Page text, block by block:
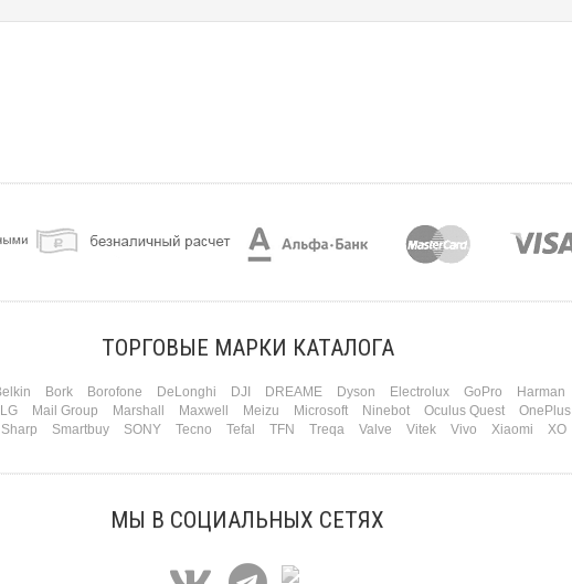
ТОРГОВЫЕ МАРКИ КАТАЛОГА
Bork Borofone DeLonghi DJI DREAME Dyson Electrolux GoPro Harman
LG Mail Group Marshall Maxwell Meizu Microsoft Ninebot Oculus Quest OnePlus
Sharp Smartbuy SONY Tecno Tefal TFN Treqa Valve Vitek Vivo Xiaomi XO
МЫ В СОЦИАЛЬНЫХ СЕТЯХ